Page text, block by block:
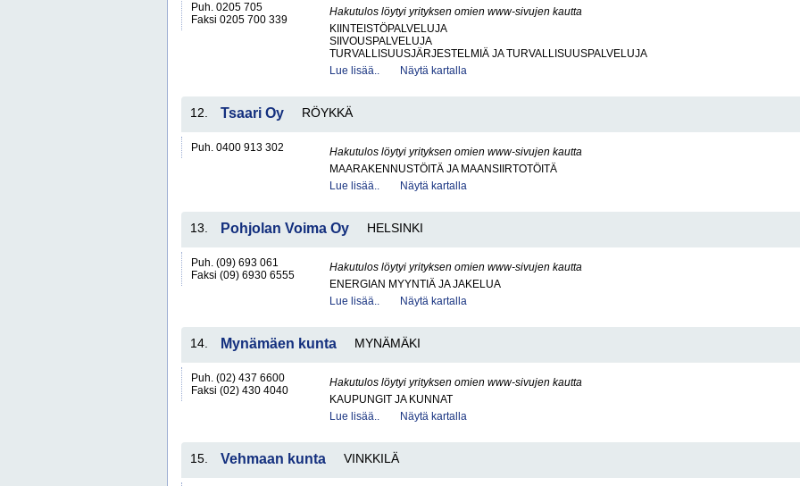
Puh. 0205 705
Faksi 0205 700 339
Hakutulos löytyi yrityksen omien www-sivujen kautta
KIINTEISTÖPALVELUJA
SIIVOUSPALVELUJA
TURVALLISUUSJÄRJESTELMIÄ JA TURVALLISUUSPALVELUJA
Lue lisää..
Näytä kartalla
12. Tsaari Oy RÖYKKÄ
Puh. 0400 913 302
Hakutulos löytyi yrityksen omien www-sivujen kautta
MAARAKENNUSTÖITÄ JA MAANSIIRTOTÖITÄ
Lue lisää..
Näytä kartalla
13. Pohjolan Voima Oy HELSINKI
Puh. (09) 693 061
Faksi (09) 6930 6555
Hakutulos löytyi yrityksen omien www-sivujen kautta
ENERGIAN MYYNTIÄ JA JAKELUA
Lue lisää..
Näytä kartalla
14. Mynämäen kunta MYNÄMÄKI
Puh. (02) 437 6600
Faksi (02) 430 4040
Hakutulos löytyi yrityksen omien www-sivujen kautta
KAUPUNGIT JA KUNNAT
Lue lisää..
Näytä kartalla
15. Vehmaan kunta VINKKILÄ